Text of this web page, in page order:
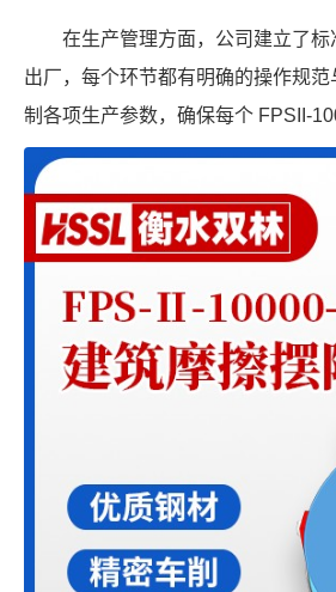
在生产管理方面，公司建立了
出厂，每个环节都有明确的操作规
制各项生产参数，确保每个 FPSII-